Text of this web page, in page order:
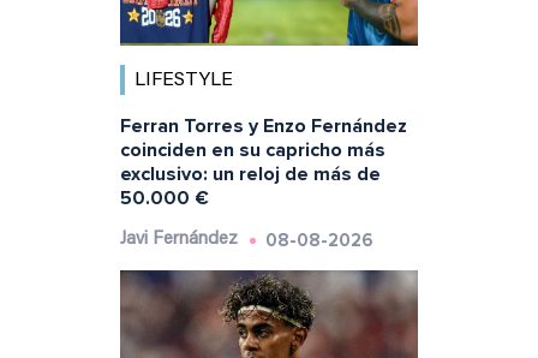
LIFESTYLE
Ferran Torres y Enzo Fernández
coinciden en su capricho más
exclusivo: un reloj de más de
50.000 €
Javi Fernández 08-08-2026